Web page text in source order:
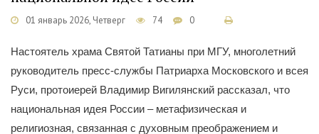
01 январь 2026, Четверг 74 0
Настоятель храма Святой Татианы при МГУ, многолетний
руководитель пресс-службы Патриарха Московского и всея
Руси, протоиерей Владимир Вигилянский рассказал, что
национальная идея России – метафизическая и
религиозная, связанная с духовным преображением и